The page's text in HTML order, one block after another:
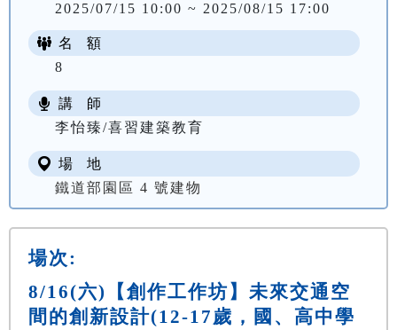
2025/07/15 10:00 ~ 2025/08/15 17:00
名 額
8
講 師
李怡臻/喜習建築教育
場 地
鐵道部園區 4 號建物
場次:
8/16(六)【創作工作坊】未來交通空
間的創新設計(12-17歲，國、高中學